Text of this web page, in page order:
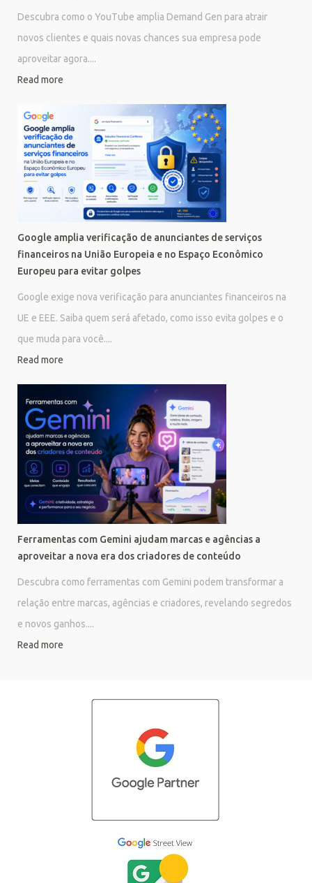
Descubra como o YouTube amplia Demand Gen para atrair
novos clientes e quais novas chances sua empresa pode
aproveitar agora....
Read more
Google amplia verificação de anunciantes de serviços
financeiros na União Europeia e no Espaço Econômico
Europeu para evitar golpes
Google exige nova verificação para anunciantes financeiros na
UE e EEE. Saiba quem será afetado, como isso evita golpes e o
que muda para você....
Read more
Ferramentas com Gemini ajudam marcas e agências a
aproveitar a nova era dos criadores de conteúdo
Descubra como ferramentas com Gemini podem transformar a
relação entre marcas, agências e criadores, revelando segredos
e novos ganhos....
Read more